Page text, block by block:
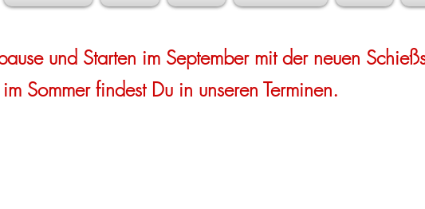
und Starten im September mit der neuen
Sommer findest Du in unseren Terminen.